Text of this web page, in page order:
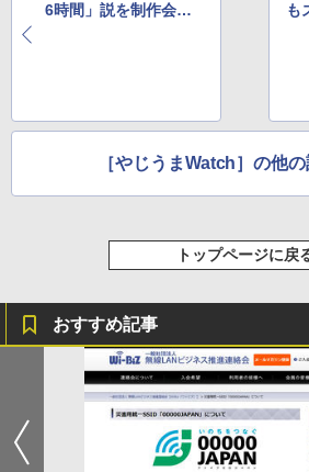
6時間」説を制作会社
も
［やじうまWatch］の他
トップページに戻
おすすめ記事